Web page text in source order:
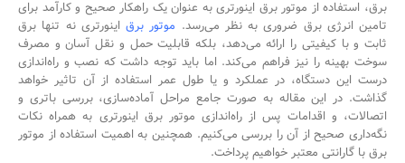
برق، استفاده از موتور برق اینورتری به عنوان یک راهکار صحیح و کارآمد برای
تامین انرژی برق ضروری به نظر می‌رسد. موتور برقاینورتری نه تنها برق
ثابت و با کیفیتی را ارائه می‌دهد، بلکه قابلیت حمل و نقل آسان و مصرف
سوخت بهینه را نیز فراهم می‌کند. اما باید توجه داشت که نصب و راه‌اندازی
درست این دستگاه، در عملکرد و یا طول عمر استفاده از آن تاثیر خواهد
گذاشت. در این مقاله به صورت جامع مراحل آماده‌سازی، بررسی باتری و
اتصالات، و اقدامات پس از راه‌اندازی موتور برق اینورتری به همراه نکات
نگه‌داری صحیح از آن را بررسی می‌کنیم. همچنین به اهمیت استفاده از موتور
برق با گارانتی معتبر خواهیم پرداخت.